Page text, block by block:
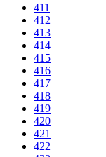
411
412
413
414
415
416
417
418
419
420
421
422